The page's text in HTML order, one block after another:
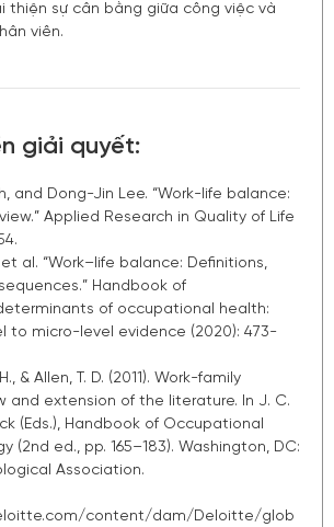
thiện sự cân bằng giữa công việc và
viên.
giải quyết:
and Dong-Jin Lee. “Work-life balance:
Applied Research in Quality of Life
et al. “Work–life balance: Definitions,
Handbook of
of occupational health:
to micro-level evidence (2020): 473-
& Allen, T. D. (2011). Work-family
and extension of the literature. In J. C.
(Eds.), Handbook of Occupational
(2nd ed., pp. 165–183). Washington, DC:
Association.
content/dam/Deloitte/glob